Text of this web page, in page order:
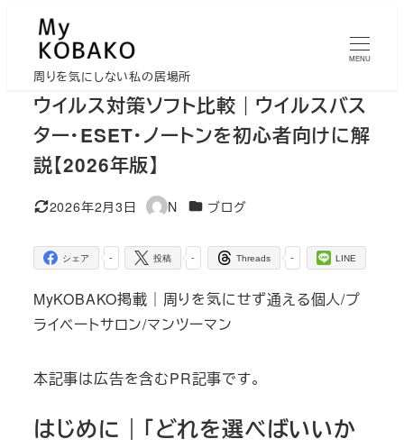
周りを気にしない私の居場所
MENU
ウイルス対策ソフト比較｜ウイルスバス
ター・ESET・ノートンを初心者向けに解
説【2026年版】
更新日
2026年2月3日
著
N カテゴリー
ブログ
-
シェア -
投稿 -
Threads LINE
MyKOBAKO掲載｜周りを気にせず通える個人/プ
ライベートサロン/マンツーマン
本記事は広告を含むPR記事です。
はじめに｜「どれを選べばいいか